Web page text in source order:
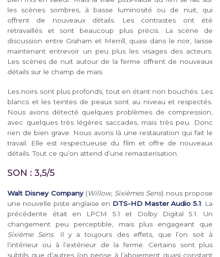
les scènes sombres, à basse luminosité ou de nuit, qui
offrent de nouveaux détails. Les contrastes ont été
retravaillés et sont beaucoup plus précis. La scène de
discussion entre Graham et Merrill, quasi dans le noir, laisse
maintenant entrevoir un peu plus les visages des acteurs.
Les scènes de nuit autour de la ferme offrent de nouveaux
détails sur le champ de maïs.
Les noirs sont plus profonds, tout en étant non bouchés. Les
blancs et les teintes de peaux sont au niveau et respectés.
Nous avons détecté quelques problèmes de compression,
avec quelques très légères saccades, mais très peu. Donc
rien de bien grave. Nous avons là une restauration qui fait le
travail. Elle est respectueuse du film et offre de nouveaux
détails. Tout ce qu’on attend d’une remasterisation.
SON : 3,5/5
Walt Disney Company (Willow, Sixièmes Sens) nous propose
une nouvelle piste anglaise en DTS-HD Master Audio 5.1. La
précédente était en LPCM 5.1 et Dolby Digital 5.1. Un
changement peu perceptible, mais plus engageant que
Sixième Sens. Il y a toujours des effets, que l’on soit à
l’intérieur ou à l’extérieur de la ferme. Certains sont plus
subtils que d’autres (on pense à l’aboiement quasi constant